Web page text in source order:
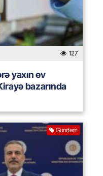
127
yaxın ev
bazarında
Gündəm